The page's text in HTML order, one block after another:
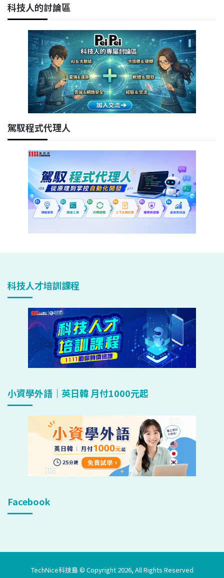
科技人的討論區
駕馭程式代理人
科技人才培訓課程
小資學外語｜英日韓 月付1000元起
Facebook
TechNice科技島 © Copyright 2026, All Rights Reserved